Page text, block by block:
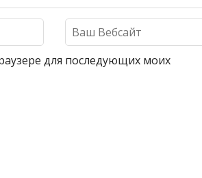
для последующих моих